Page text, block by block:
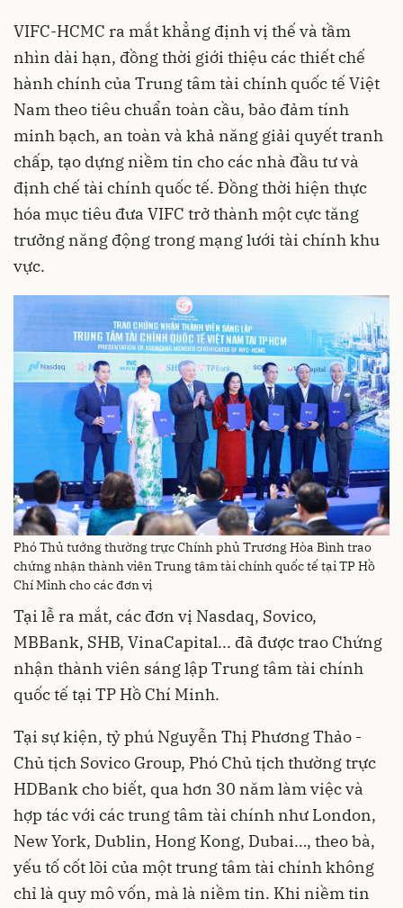
VIFC-HCMC ra mắt khẳng định vị thế và tầm
nhìn dài hạn, đồng thời giới thiệu các thiết chế
hành chính của Trung tâm tài chính quốc tế Việt
Nam theo tiêu chuẩn toàn cầu, bảo đảm tính
minh bạch, an toàn và khả năng giải quyết tranh
chấp, tạo dựng niềm tin cho các nhà đầu tư và
định chế tài chính quốc tế. Đồng thời hiện thực
hóa mục tiêu đưa VIFC trở thành một cực tăng
trưởng năng động trong mạng lưới tài chính khu
vực.
Phó Thủ tướng thường trực Chính phủ Trương Hòa Bình trao
chứng nhận thành viên Trung tâm tài chính quốc tế tại TP Hồ
Chí Minh cho các đơn vị
Tại lễ ra mắt, các đơn vị Nasdaq, Sovico,
MBBank, SHB, VinaCapital... đã được trao Chứng
nhận thành viên sáng lập Trung tâm tài chính
quốc tế tại TP Hồ Chí Minh.
Tại sự kiện, tỷ phú Nguyễn Thị Phương Thảo -
Chủ tịch Sovico Group, Phó Chủ tịch thường trực
HDBank cho biết, qua hơn 30 năm làm việc và
hợp tác với các trung tâm tài chính như London,
New York, Dublin, Hong Kong, Dubai…, theo bà,
yếu tố cốt lõi của một trung tâm tài chính không
chỉ là quy mô vốn, mà là niềm tin. Khi niềm tin